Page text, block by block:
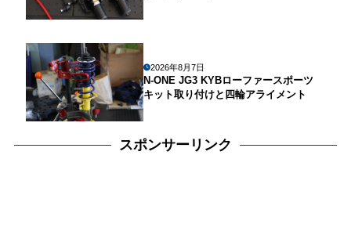
2026年8月7日
N-ONE JG3 KYBローファースポーツ
キット取り付けと四輪アライメント
スポンサーリンク